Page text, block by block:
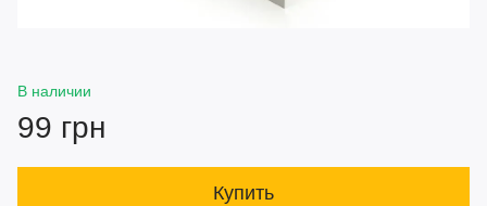
В наличии
99 грн
Купить